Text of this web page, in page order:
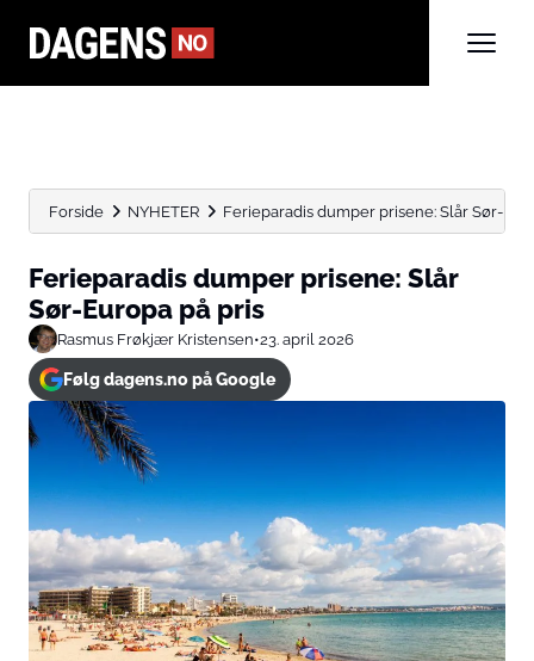
Forside NYHETER Ferieparadis dumper prisene: Slår Sør-
Ferieparadis dumper prisene: Slår
Sør-Europa på pris
Rasmus Frøkjær Kristensen•23. april 2026
Følg dagens.no på Google